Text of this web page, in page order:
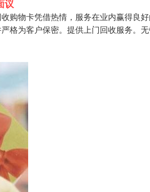
议
购物卡凭借热情，服务在业内赢得良
格为客户保密。提供上门回收服务。